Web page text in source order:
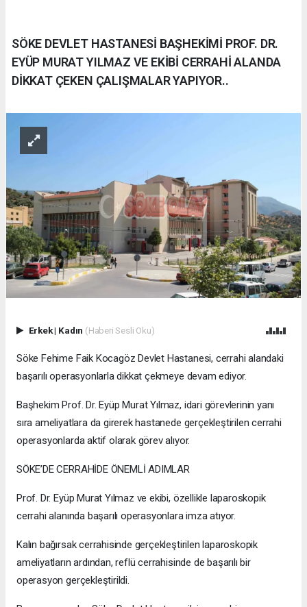
SÖKE DEVLET HASTANESİ BAŞHEKİMİ PROF. DR.
EYÜP MURAT YILMAZ VE EKİBİ CERRAHİ ALANDA
DİKKAT ÇEKEN ÇALIŞMALAR YAPIYOR..
Erkek| Kadın (Haberi Sesli Oku)
Söke Fehime Faik Kocagöz Devlet Hastanesi, cerrahi alandaki
başarılı operasyonlarla dikkat çekmeye devam ediyor.
Başhekim Prof. Dr. Eyüp Murat Yılmaz, idari görevlerinin yanı
sıra ameliyatlara da girerek hastanede gerçekleştirilen cerrahi
operasyonlarda aktif olarak görev alıyor.
SÖKE’DE CERRAHİDE ÖNEMLİ ADIMLAR
Prof. Dr. Eyüp Murat Yılmaz ve ekibi, özellikle laparoskopik
cerrahi alanında başarılı operasyonlara imza atıyor.
Kalın bağırsak cerrahisinde gerçekleştirilen laparoskopik
ameliyatların ardından, reflü cerrahisinde de başarılı bir
operasyon gerçekleştirildi.